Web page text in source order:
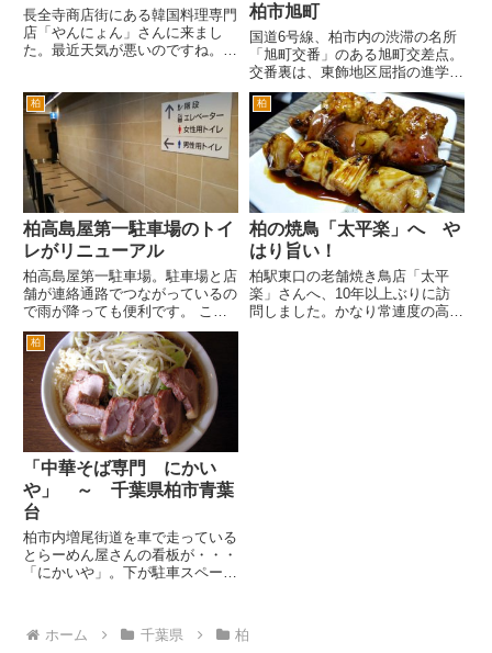
長全寺商店街にある韓国料理専門
店「やんにょん」さんに来まし
た。最近天気が悪いのですね。や
まっすぐ。旧水戸街道交差点を横
断して、はじめて左折することが
出来る路地を左折します。 セ
ブン...
柏市旭町
国道6号線、柏市内の渋滞の名所
「旭町交番」のある旭町交差点。
交番裏は、東飾地区屈指の進学校
県立東葛飾高校です。その交番の
はす向かいに、最近かわいいおし
ゃれなお店が、できました。 工
事をしていたときからなにができ
るのかなとおもっていました
が、...
柏
柏高島屋第一駐車場のトイ
レがリニューアル
柏高島屋第一駐車場。駐車場と店
舗が連絡通路でつながっているの
で雨が降っても便利です。 ここ
の駐車場は古いので、高島屋店舗
に比べるとトイレは古くて狭かっ
たです。 今日その高島屋第一駐
車場のトイレにいくと… トイレ
が閉鎖されており、貼り紙が...
柏
柏の焼鳥「太平楽」へ や
はり旨い！
柏駅東口の老舗焼き鳥店「太平
楽」さんへ、10年以上ぶりに訪
問しました。かなり常連度の高い
柏
「中華そば専門 にかい
や」 ～ 千葉県柏市青葉
台
柏市内増尾街道を車で走っている
とらーめん屋さんの看板が・・・
「にかいや」。下が駐車スペース
ミング(^^; とかしかおもってお
りませんでした。 が、この店う
ホーム 千葉県 柏